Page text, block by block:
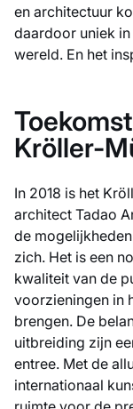
en architectuur
daardoor uniek
wereld. En het
Kröller-
In 2018 is het
architect Tadao
de
zich. Het is een
kwaliteit van de
voorzieningen in
brengen. De
uitbreiding zijn
entree. Met de
internationaal